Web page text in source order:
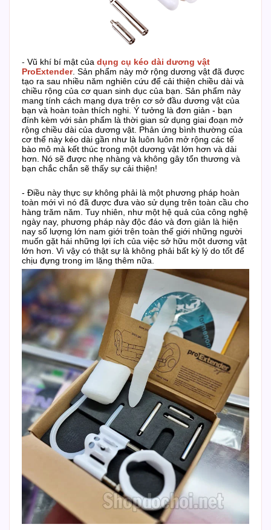
- Vũ khí bí mật của dụng cụ kéo dài dương vật
ProExtender. Sản phẩm này mở rộng dương vật đã được
tạo ra sau nhiều năm nghiên cứu để cải thiện chiều dài và
chiều rộng của cơ quan sinh dục của bạn. Sản phẩm này
mang tính cách mạng dựa trên cơ sở đầu dương vật của
bạn và hoàn toàn thích nghi. Ý tưởng là đơn giản - bạn
đính kèm với sản phẩm là thời gian sử dụng giai đoạn mở
rộng chiều dài của dương vật. Phản ứng bình thường của
cơ thể này kéo dài gần như là luôn luôn mở rộng các tế
bào mô mà kết thúc trong một dương vật lớn hơn và dài
hơn. Nó sẽ được nhẹ nhàng và không gây tổn thương và
bạn chắc chắn sẽ thấy sự cải thiện!
- Điều này thực sự không phải là một phương pháp hoàn
toàn mới vì nó đã được đưa vào sử dụng trên toàn cầu cho
hàng trăm năm. Tuy nhiên, như một hệ quả của công nghệ
ngày nay, phương pháp này độc đáo và đơn giản là hiện
nay số lượng lớn nam giới trên toàn thế giới những người
muốn gặt hái những lợi ích của việc sở hữu một dương vật
lớn hơn. Vì vậy có thật sự là không phải bất kỳ lý do tốt để
chịu đựng trong im lặng thêm nữa.